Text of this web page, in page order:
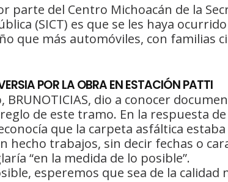
parte del Centro Michoacán de la
(SICT) es que se les haya
que más automóviles, con familias
POR LA OBRA EN ESTACIÓN PATTI
BRUNOTICIAS, dio a conocer
de este tramo. En la respuesta de
que la carpeta asfáltica
hecho trabajos, sin decir fechas o
“en la medida de lo posible”.
esperemos que sea de la calidad